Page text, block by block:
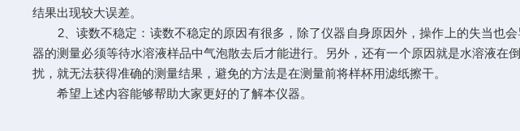
结果出现较大误差。
2、读数不稳定：读数不稳定的原因有很多，除了仪器自身原因外，操作上的失当也
器的测量必须等待水溶液样品中气泡散去后才能进行。另外，还有一个原因就是水溶液
扰，就无法获得准确的测量结果，避免的方法是在测量前将样杯用滤纸擦干。
希望上述内容能够帮助大家更好的了解本仪器。